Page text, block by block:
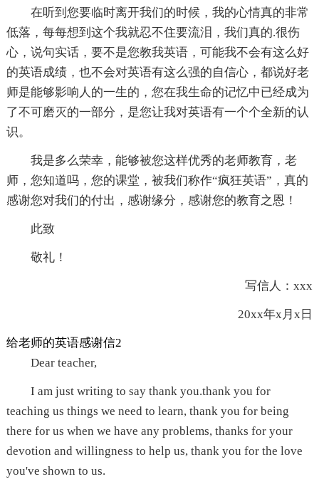
在听到您要临时离开我们的时候，我的心情真的非常
低落，每每想到这个我就忍不住要流泪，我们真的.很伤
心，说句实话，要不是您教我英语，可能我不会有这么好
的英语成绩，也不会对英语有这么强的自信心，都说好老
师是能够影响人的一生的，您在我生命的记忆中已经成为
了不可磨灭的一部分，是您让我对英语有一个个全新的认
识。
我是多么荣幸，能够被您这样优秀的老师教育，老
师，您知道吗，您的课堂，被我们称作“疯狂英语”，真的
感谢您对我们的付出，感谢缘分，感谢您的教育之恩！
此致
敬礼！
写信人：xxx
20xx年x月x日
给老师的英语感谢信2
Dear teacher,
I am just writing to say thank you.thank you for
teaching us things we need to learn, thank you for being
there for us when we have any problems, thanks for your
devotion and willingness to help us, thank you for the love
you've shown to us.